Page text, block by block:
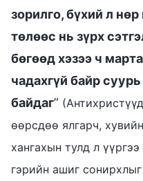
зорилго, бүхий л
төлөөс нь зүрх
бөгөөд хэзээ ч
чадахгүй байр
байдаг”
өөрсдөө ялгарч,
хангахын тулд л
гэрийн ашиг